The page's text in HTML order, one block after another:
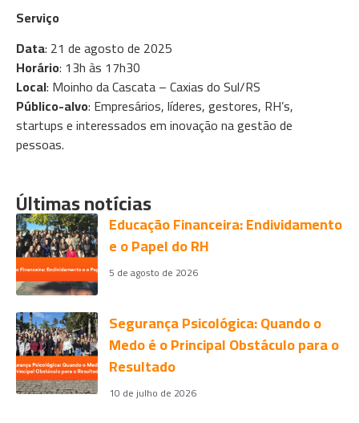
Serviço
Data: 21 de agosto de 2025
Horário: 13h às 17h30
Local: Moinho da Cascata – Caxias do Sul/RS
Público-alvo: Empresários, líderes, gestores, RH’s,
startups e interessados em inovação na gestão de
pessoas.
Últimas notícias
Educação Financeira: Endividamento
e o Papel do RH
5 de agosto de 2026
Segurança Psicológica: Quando o
Medo é o Principal Obstáculo para o
Resultado
10 de julho de 2026